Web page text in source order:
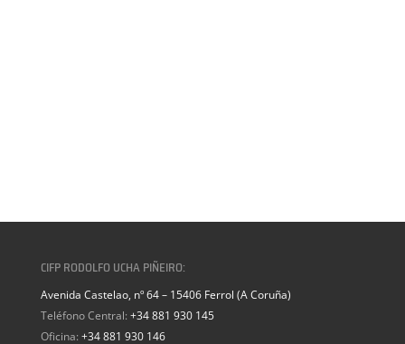
CIFP RODOLFO UCHA PIÑEIRO:
Avenida Castelao, nº 64 – 15406 Ferrol (A Coruña)
Teléfono Central: +34 881 930 145
Oficina: +34 881 930 146